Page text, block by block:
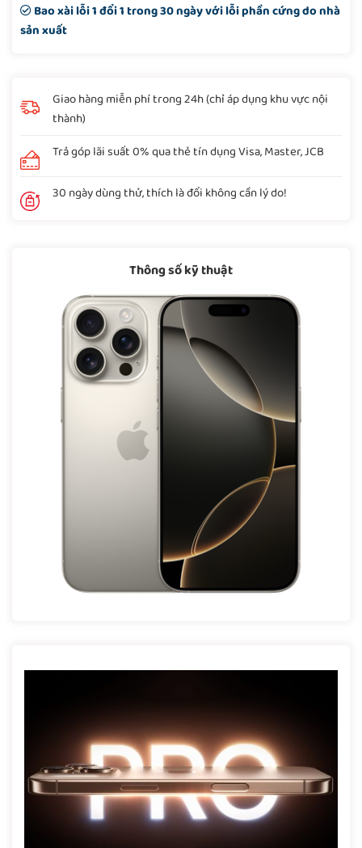
Bao xài lỗi 1 đổi 1 trong 30 ngày với lỗi phần cứng do nhà
sản xuất
Giao hàng miễn phí trong 24h (chỉ áp dụng khu vực nội
thành)
Trả góp lãi suất 0% qua thẻ tín dụng Visa, Master, JCB
30 ngày dùng thử, thích là đổi không cần lý do!
Thông số kỹ thuật